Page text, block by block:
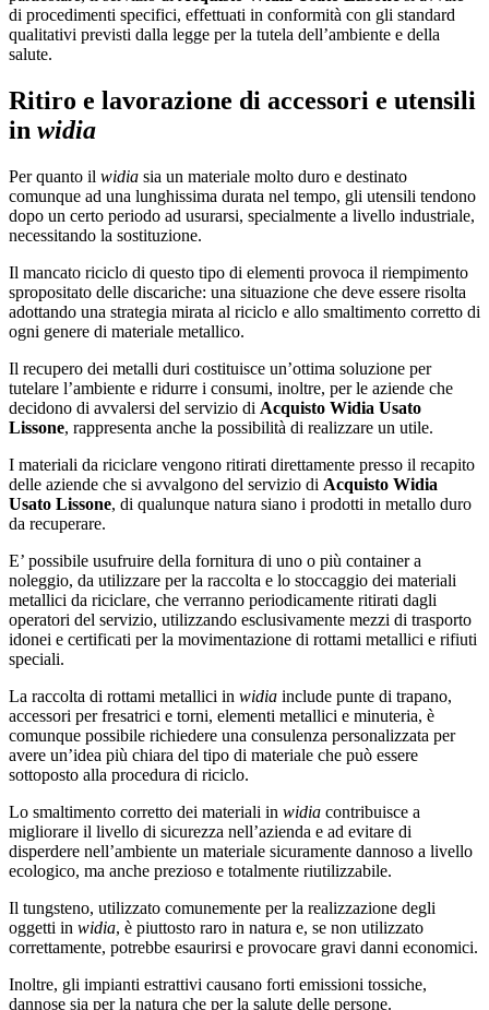
di procedimenti specifici, effettuati in conformità con gli standard
qualitativi previsti dalla legge per la tutela dell’ambiente e della
salute.
Ritiro e lavorazione di accessori e utensili
in widia
Per quanto il widia sia un materiale molto duro e destinato
comunque ad una lunghissima durata nel tempo, gli utensili tendono
dopo un certo periodo ad usurarsi, specialmente a livello industriale,
necessitando la sostituzione.
Il mancato riciclo di questo tipo di elementi provoca il riempimento
spropositato delle discariche: una situazione che deve essere risolta
adottando una strategia mirata al riciclo e allo smaltimento corretto di
ogni genere di materiale metallico.
Il recupero dei metalli duri costituisce un’ottima soluzione per
tutelare l’ambiente e ridurre i consumi, inoltre, per le aziende che
decidono di avvalersi del servizio di Acquisto Widia Usato
Lissone, rappresenta anche la possibilità di realizzare un utile.
I materiali da riciclare vengono ritirati direttamente presso il recapito
delle aziende che si avvalgono del servizio di Acquisto Widia
Usato Lissone, di qualunque natura siano i prodotti in metallo duro
da recuperare.
E’ possibile usufruire della fornitura di uno o più container a
noleggio, da utilizzare per la raccolta e lo stoccaggio dei materiali
metallici da riciclare, che verranno periodicamente ritirati dagli
operatori del servizio, utilizzando esclusivamente mezzi di trasporto
idonei e certificati per la movimentazione di rottami metallici e rifiuti
speciali.
La raccolta di rottami metallici in widia include punte di trapano,
accessori per fresatrici e torni, elementi metallici e minuteria, è
comunque possibile richiedere una consulenza personalizzata per
avere un’idea più chiara del tipo di materiale che può essere
sottoposto alla procedura di riciclo.
Lo smaltimento corretto dei materiali in widia contribuisce a
migliorare il livello di sicurezza nell’azienda e ad evitare di
disperdere nell’ambiente un materiale sicuramente dannoso a livello
ecologico, ma anche prezioso e totalmente riutilizzabile.
Il tungsteno, utilizzato comunemente per la realizzazione degli
oggetti in widia, è piuttosto raro in natura e, se non utilizzato
correttamente, potrebbe esaurirsi e provocare gravi danni economici.
Inoltre, gli impianti estrattivi causano forti emissioni tossiche,
dannose sia per la natura che per la salute delle persone.